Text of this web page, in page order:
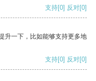
支持[0] 反对[0]
升一下，比如能够支持更多地
支持[0] 反对[0]